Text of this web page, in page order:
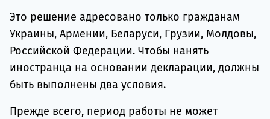
Это решение адресовано только гражданам
Украины, Армении, Беларуси, Грузии, Молдовы,
Российской Федерации. Чтобы нанять
иностранца на основании декларации, должны
быть выполнены два условия.
Прежде всего, период работы не может